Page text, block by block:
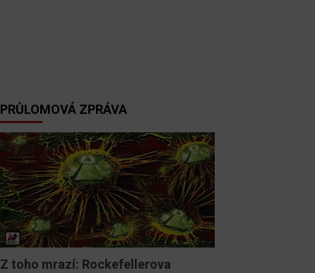
PRŮLOMOVÁ ZPRÁVA
Z toho mrazí: Rockefellerova